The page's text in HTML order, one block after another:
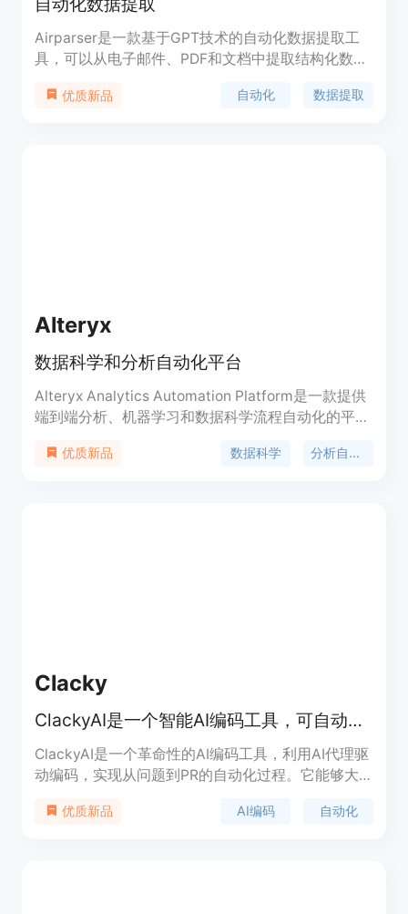
Airparser是一款基于GPT技术的自动化数据提取工
具，可以从电子邮件、PDF和文档中提取结构化数
可以轻松从扫描的文档、图像和手写笔记中提取数
优质新品 自动化 数据提取
Alteryx
数据科学和分析自动化平台
Alteryx Analytics Automation Platform是一款提供
端到端分析、机器学习和数据科学流程自动化的平
优质新品 数据科学 分析自动化
Clacky
ClackyAI是一个智能AI编码工具，可自动从问题到PR，提供10倍更快的编码和PR自动化。
ClackyAI是一个革命性的AI编码工具，利用AI代理驱
动编码，实现从问题到PR的自动化过程。它能够大
预。产品定位为提升开发团队的生产力和效率，提供
优质新品 AI编码 自动化